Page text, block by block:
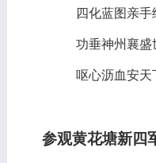
四化蓝图亲手
功垂神州襄盛
呕心沥血安天
参观黄花塘新四